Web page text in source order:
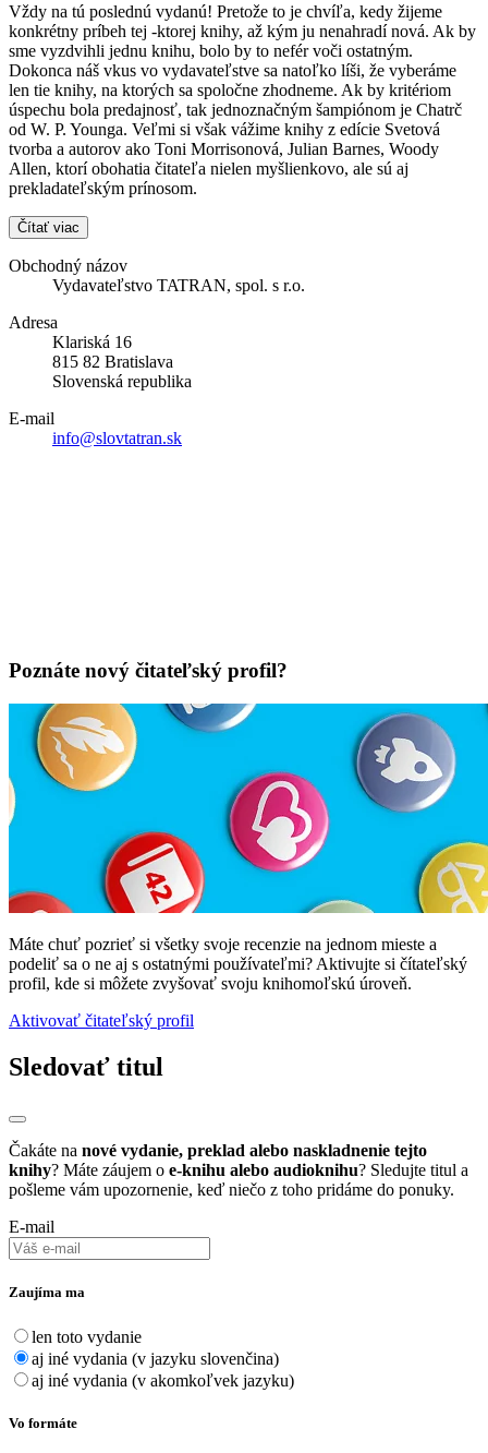
Vždy na tú poslednú vydanú! Pretože to je chvíľa, kedy žijeme
konkrétny príbeh tej -ktorej knihy, až kým ju nenahradí nová. Ak by
sme vyzdvihli jednu knihu, bolo by to nefér voči ostatným.
Dokonca náš vkus vo vydavateľstve sa natoľko líši, že vyberáme
len tie knihy, na ktorých sa spoločne zhodneme. Ak by kritériom
úspechu bola predajnosť, tak jednoznačným šampiónom je Chatrč
od W. P. Younga. Veľmi si však vážime knihy z edície Svetová
tvorba a autorov ako Toni Morrisonová, Julian Barnes, Woody
Allen, ktorí obohatia čitateľa nielen myšlienkovo, ale sú aj
prekladateľským prínosom.
Čítať viac
Obchodný názov
Vydavateľstvo TATRAN, spol. s r.o.
Adresa
Klariská 16
815 82 Bratislava
Slovenská republika
E-mail
info@slovtatran.sk
Poznáte nový čitateľský profil?
Máte chuť pozrieť si všetky svoje recenzie na jednom mieste a
podeliť sa o ne aj s ostatnými používateľmi? Aktivujte si čítateľský
profil, kde si môžete zvyšovať svoju knihomoľskú úroveň.
Aktivovať čitateľský profil
Sledovať titul
Čakáte na nové vydanie, preklad alebo naskladnenie tejto
knihy? Máte záujem o e-knihu alebo audioknihu? Sledujte titul a
pošleme vám upozornenie, keď niečo z toho pridáme do ponuky.
E-mail
Zaujíma ma
len toto vydanie
aj iné vydania (v jazyku slovenčina)
aj iné vydania (v akomkoľvek jazyku)
Vo formáte